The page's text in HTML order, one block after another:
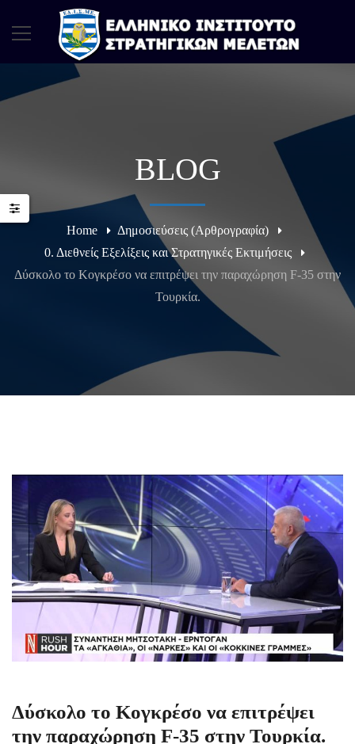
BLOG
Home
Δημοσιεύσεις (Αρθρογραφία)
0. Διεθνείς Εξελίξεις και Στρατηγικές Εκτιμήσεις
Δύσκολο το Κογκρέσο να επιτρέψει την παραχώρηση F-35 στην
Τουρκία.
Δύσκολο το Κογκρέσο να επιτρέψει
την παραχώρηση F-35 στην Τουρκία.